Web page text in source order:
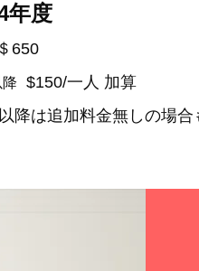
年度
＄650
$150/一人 加算
降は追加料金無しの場合